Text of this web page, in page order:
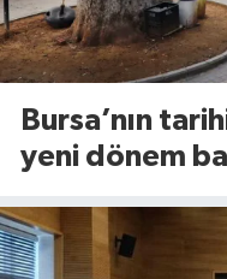
Bursa’nın
yeni dönem